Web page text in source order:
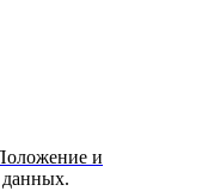
и
данных.